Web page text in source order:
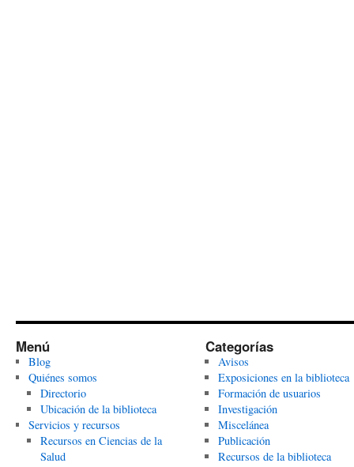
Menú
Blog
Quiénes somos
Directorio
Ubicación de la biblioteca
Servicios y recursos
Recursos en Ciencias de la
Salud
Categorías
Avisos
Exposiciones en la biblioteca
Formación de usuarios
Investigación
Miscelánea
Publicación
Recursos de la biblioteca